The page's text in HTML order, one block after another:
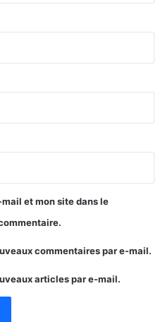
et mon site dans le
commentaires par e-mail.
articles par e-mail.